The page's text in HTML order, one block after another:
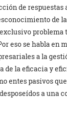
de
de
eso se habla en
a la
de la eficacia y
entes pasivos
a una